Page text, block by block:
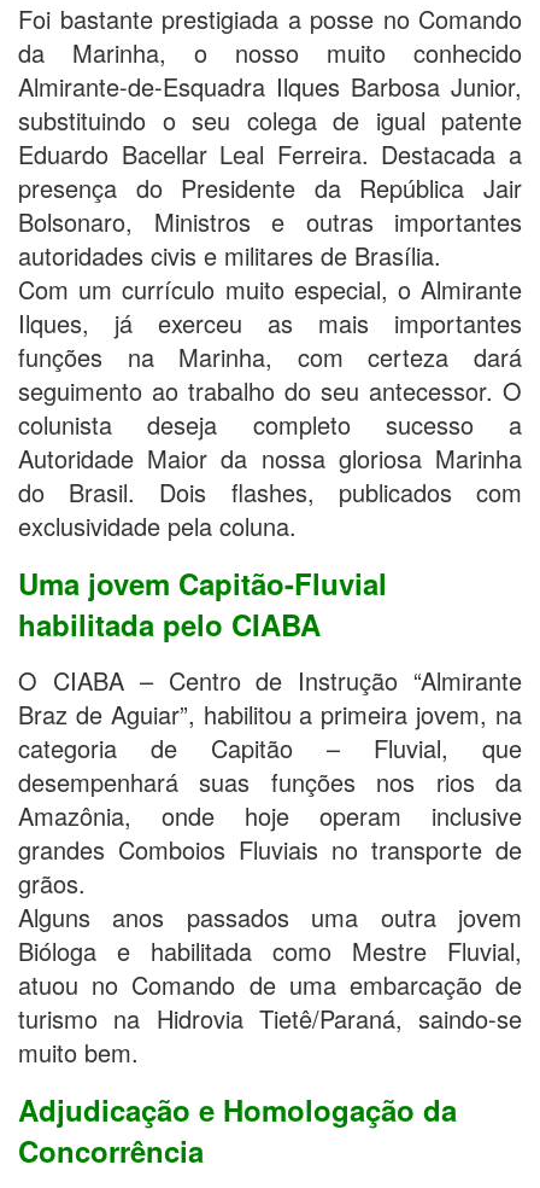
Foi bastante prestigiada a posse no Comando
da Marinha, o nosso muito conhecido
Almirante-de-Esquadra Ilques Barbosa Junior,
substituindo o seu colega de igual patente
Eduardo Bacellar Leal Ferreira. Destacada a
presença do Presidente da República Jair
Bolsonaro, Ministros e outras importantes
autoridades civis e militares de Brasília.
Com um currículo muito especial, o Almirante
Ilques, já exerceu as mais importantes
funções na Marinha, com certeza dará
seguimento ao trabalho do seu antecessor. O
colunista deseja completo sucesso a
Autoridade Maior da nossa gloriosa Marinha
do Brasil. Dois flashes, publicados com
exclusividade pela coluna.
Uma jovem Capitão-Fluvial
habilitada pelo CIABA
O CIABA – Centro de Instrução “Almirante
Braz de Aguiar”, habilitou a primeira jovem, na
categoria de Capitão – Fluvial, que
desempenhará suas funções nos rios da
Amazônia, onde hoje operam inclusive
grandes Comboios Fluviais no transporte de
grãos.
Alguns anos passados uma outra jovem
Bióloga e habilitada como Mestre Fluvial,
atuou no Comando de uma embarcação de
turismo na Hidrovia Tietê/Paraná, saindo-se
muito bem.
Adjudicação e Homologação da
Concorrência